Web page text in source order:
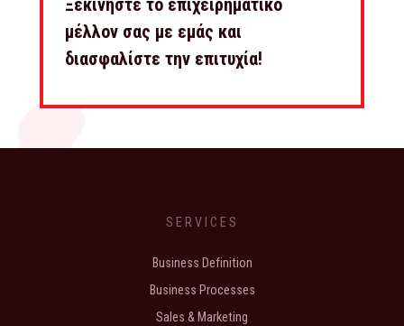
Ξεκινήστε το επιχειρηματικό
μέλλον σας με εμάς και
διασφαλίστε την επιτυχία!
SERVICES
Business Definition
Business Processes
Sales & Marketing